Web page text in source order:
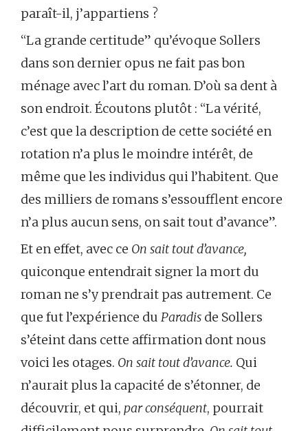
paraît-il, j’appartiens ?
“La grande certitude” qu’évoque Sollers
dans son dernier opus ne fait pas bon
ménage avec l’art du roman. D’où sa dent à
son endroit. Écoutons plutôt : “La vérité,
c’est que la description de cette société en
rotation n’a plus le moindre intérêt, de
même que les individus qui l’habitent. Que
des milliers de romans s’essoufflent encore
n’a plus aucun sens, on sait tout d’avance”.
Et en effet, avec ce On sait tout d’avance,
quiconque entendrait signer la mort du
roman ne s’y prendrait pas autrement. Ce
que fut l’expérience du Paradis de Sollers
s’éteint dans cette affirmation dont nous
voici les otages. On sait tout d’avance. Qui
n’aurait plus la capacité de s’étonner, de
découvrir, et qui, par conséquent, pourrait